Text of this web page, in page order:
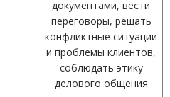
документами, вести
переговоры, решать
конфликтные ситуации
и проблемы клиентов,
соблюдать этику
делового общения